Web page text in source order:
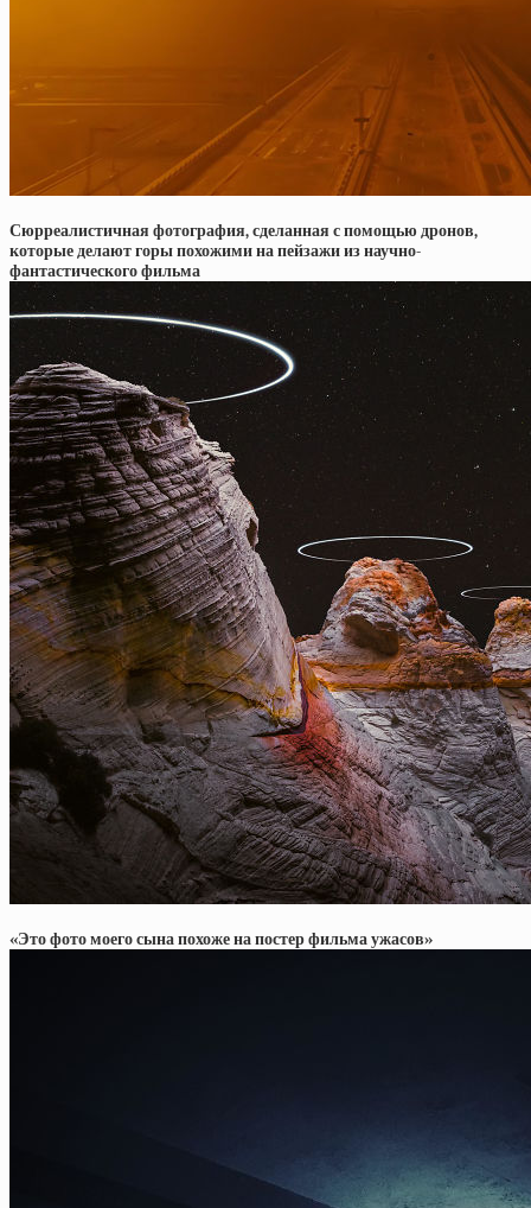
Сюрреалистичная фотография, сделанная с помощью дронов,
которые делают горы похожими на пейзажи из научно-
фантастического фильма
«Это фото моего сына похоже на постер фильма ужасов»